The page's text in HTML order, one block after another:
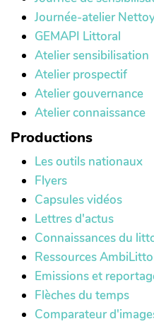
Journée-atelier
GEMAPI Littoral
Atelier sensibilisation
Atelier prospectif
Atelier gouvernance
Atelier connaissance
Productions
Les outils nationaux
Flyers
Capsules vidéos
Lettres d'actus
Connaissances du
Ressources AmbiLitto
Emissions et
Flèches du temps
Comparateur